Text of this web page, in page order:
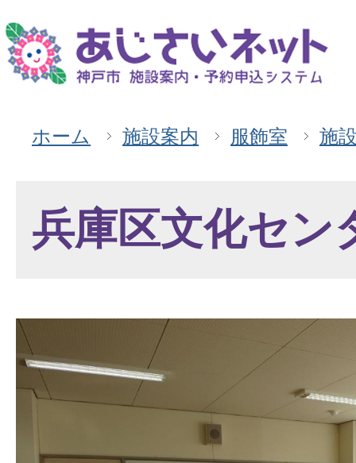
ホーム 施設案内 服飾室 施
兵庫区文化セン